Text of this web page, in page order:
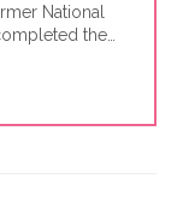
National
the
Dartmouth